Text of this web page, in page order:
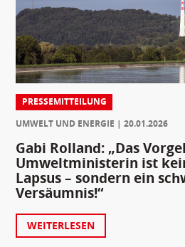
PRESSEMITTEILUNG
UMWELT UND ENERGIE
20.01.2026
Gabi Rolland: „Das
Umweltministerin ist
Lapsus – sondern ein
Versäumnis!“
WEITERLESEN